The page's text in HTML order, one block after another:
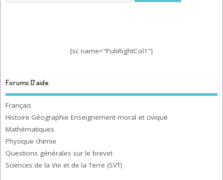
[sc name="PubRightCol1"]
Forums D’aide
Français
Histoire Géographie Enseignement moral et civique
Mathématiques
Physique chimie
Questions générales sur le brevet
Sciences de la Vie et de la Terre (SVT)